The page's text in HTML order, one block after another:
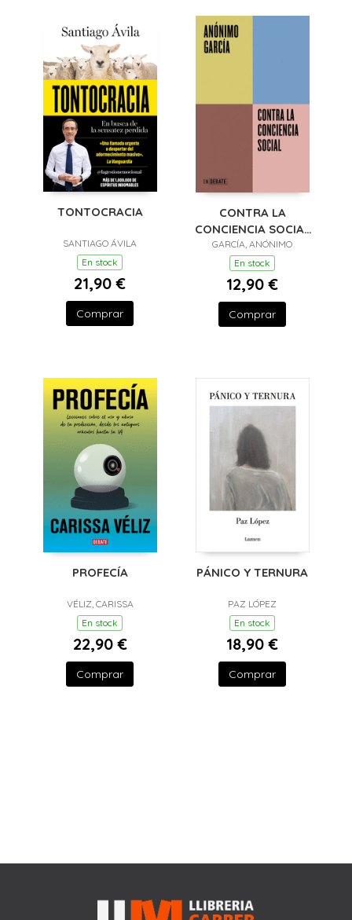
TONTOCRACIA
SANTIAGO ÁVILA
En stock
21,90 €
Comprar
CONTRA LA
CONCIENCIA SOCIAL
(SERIE ENDEBATE)
GARCÍA, ANÓNIMO
En stock
12,90 €
Comprar
PROFECÍA
VÉLIZ, CARISSA
En stock
22,90 €
Comprar
PÁNICO Y TERNURA
PAZ LÓPEZ
En stock
18,90 €
Comprar